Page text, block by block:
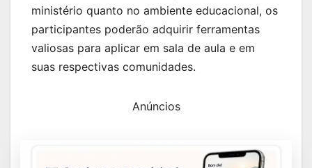
ministério quanto no ambiente educacional, os
participantes poderão adquirir ferramentas
valiosas para aplicar em sala de aula e em
suas respectivas comunidades.
Anúncios